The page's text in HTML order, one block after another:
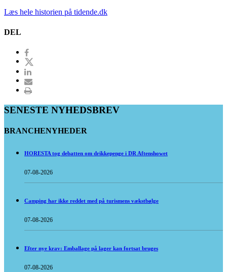
Læs hele historien på tidende.dk
DEL
SENESTE NYHEDSBREV
BRANCHENYHEDER
HORESTA tog debatten om drikkepenge i DR Aftenshowet
07-08-2026
Camping har ikke reddet med på turismens vækstbølge
07-08-2026
Efter nye krav: Emballage på lager kan fortsat bruges
07-08-2026